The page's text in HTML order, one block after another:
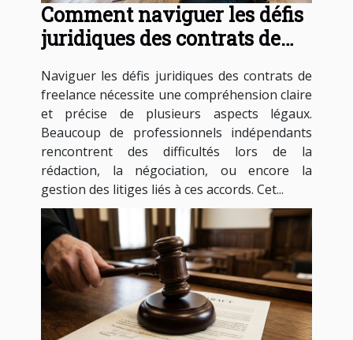
Comment naviguer les défis
juridiques des contrats de
Naviguer les défis juridiques des contrats de
freelance nécessite une compréhension claire
et précise de plusieurs aspects légaux.
Beaucoup de professionnels indépendants
rencontrent des difficultés lors de la
rédaction, la négociation, ou encore la
gestion des litiges liés à ces accords. Cet...